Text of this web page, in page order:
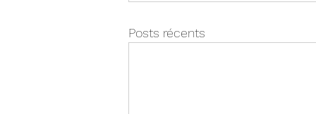
Posts récents